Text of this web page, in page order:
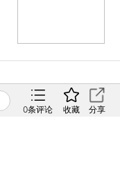
0条评论 收藏 分享